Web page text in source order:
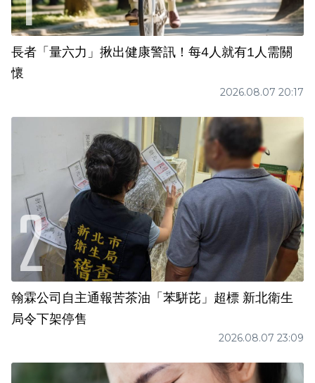
長者「量六力」揪出健康警訊！每4人就有1人需關
懷
2026.08.07 20:17
翰霖公司自主通報苦茶油「苯駢芘」超標 新北衛生
局令下架停售
2026.08.07 23:09